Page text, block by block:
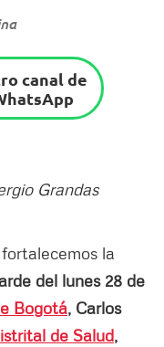
canal de
Grandas
fortalecemos la
del lunes 28 de
Bogotá, Carlos
de Salud,